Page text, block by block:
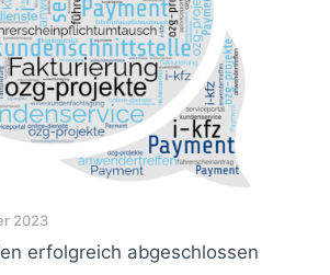
2023
erfolgreich abgeschlossen